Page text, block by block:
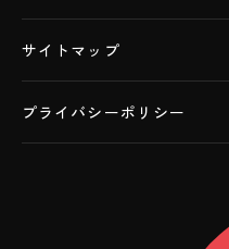
サイトマップ
プライバシーポリシー